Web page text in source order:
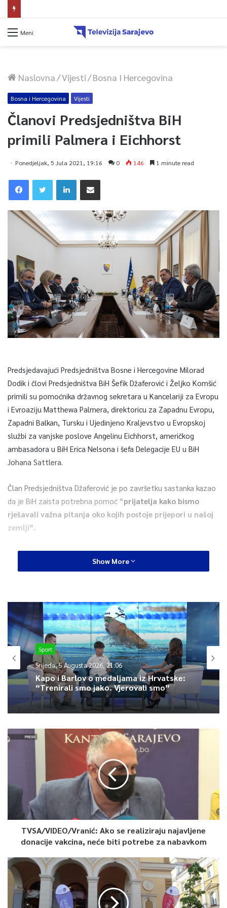
Meni
Naslovna/Vijesti/Bosna I Hercegovina
Bosna i Hercegovina Vijesti
Članovi Predsjedništva BiH
primili Palmera i Eichhorst
Ponedjeljak, 5 Jula 2021, 19:16 0 146 1 minute read
Predsjedavajući Predsjedništva Bosne i Hercegovine Milorad
Dodik i človi Predsjedništva BiH Šefik Džaferović i Željko Komšić
primili su pomoćnika državnog sekretara u Kancelariji za Evropu
i Evroaziju Matthewa Palmera, direktoricu za Zapadnu Evropu,
Zapadni Balkan, Tursku i Ujedinjeno Kraljevstvo u Evropskoj
službi za vanjske poslove Angelinu Eichhorst, američkog
ambasadora u BiH Erica Nelsona i šefa Delegacije EU u BiH
Johana Sattlera.
Član Predsjedništva Džaferović je po završetku sastanka kazao
da je BiH zaista potrebna pomoć “prijatelja kako bismo
rješavali važna pitanja oko kojih postoje prijepori u našoj
zemlji”.
“Danas sam imao dva sastanka sa našim gostima. Jasno sam
kazao da bilo kakva asimetrična rješenja kada je u pitanju izbor
legitimitet, a shodno tome i autoritet i snagu članovima
Predsjedništva BiH”, rekao je Džaferović.
Član Predsjedništva BiH Željko Komšić je kazao kako
asimetrija koja se predlaže nije nešto što je pametno,
logično i prihvatljivo”.
I članovi Interresorne radne grupe za izmjenu izbornog
zakonodavstva BiH održali su danas u Parlamentarnoj skupštini
državnog sekretara u Kancelariji za Evropu i Evro-Aziju
Matthewom Palmerom i direktorkom za Zapadnu Evropu,
Zapadni Balkan, Tursku i Ujedinjeno Kraljevstvo u Evropskoj
službi za spoljne poslove (EEAS) Angelinom Eichhorst.
Eichhorst je nakon sastanka izjavila da je susret bio
konstruktivan i da su s članovima Interresorne grupe
razgovarali o suštinskim pitanjima.
obavezu, kao i predstavnici svih stranaka koji su članovi ove
grupe, da rade na unapređenju izbornog zakonodavstva, da
pojačaju njegovu nepristrasnost, transparentnost i da pojačaju
Show More
Sport
Srijeda, 5 Augusta 2026, 21:06
Kapo i Barlov o medaljama iz Hrvatske:
“Trenirali smo jako. Vjerovali smo”
TVSA/VIDEO/Vranić: Ako se realiziraju najavljene
donacije vakcina, neće biti potrebe za nabavkom